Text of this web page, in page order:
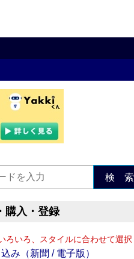
検 索
購入・登録
ろいろ、スタイルに合わせて選択
み（新聞 / 電子版）